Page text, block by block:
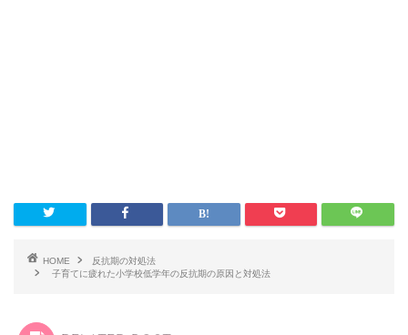
HOME
反抗期の対処法
子育てに疲れた小学校低学年の反抗期の原因と対処法